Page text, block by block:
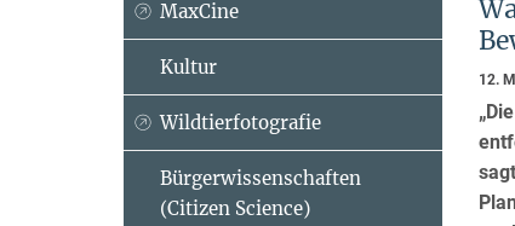
12.
MaxCine
Kultur
Wildtierfotografie
Bürgerwissenschaften
(Citizen Science)